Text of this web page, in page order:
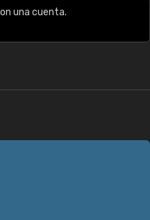
una cuenta.
K7 a base de agua